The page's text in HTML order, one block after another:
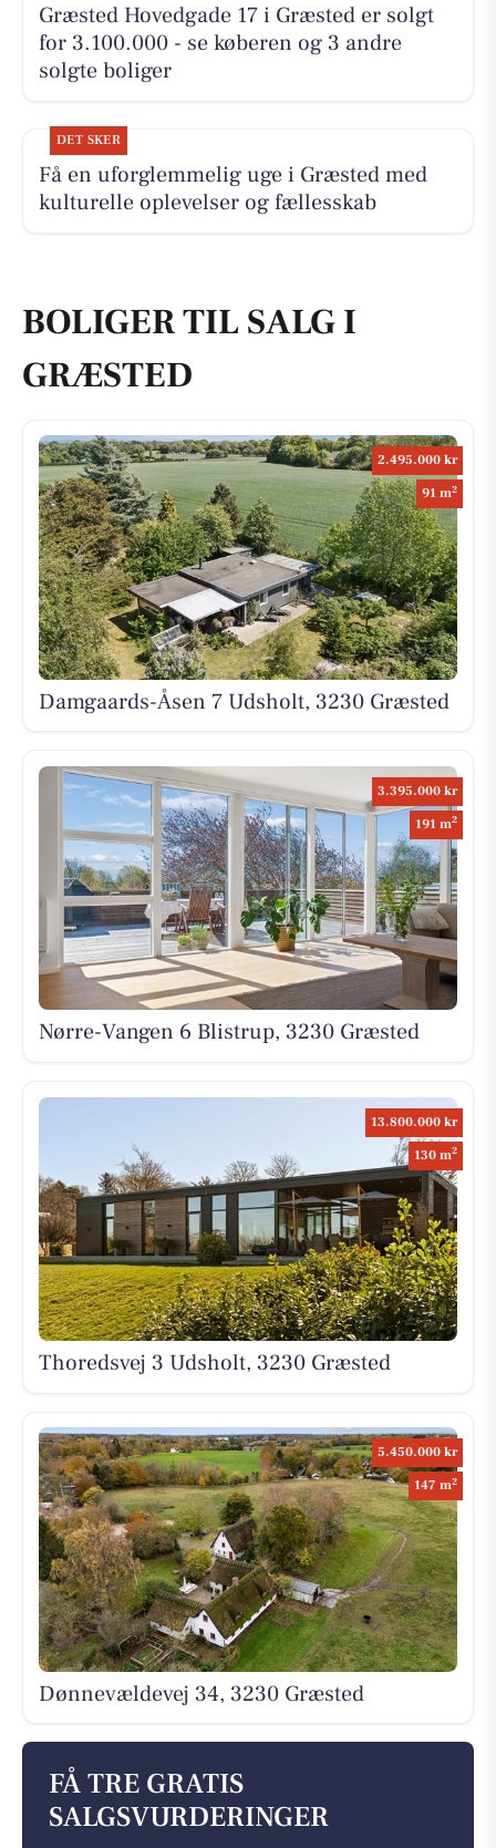
Græsted Hovedgade 17 i Græsted er solgt
for 3.100.000 - se køberen og 3 andre
solgte boliger
DET SKER
Få en uforglemmelig uge i Græsted med
kulturelle oplevelser og fællesskab
BOLIGER TIL SALG I
GRÆSTED
2.495.000 kr
91 m2
Damgaards-Åsen 7 Udsholt, 3230 Græsted
3.395.000 kr
191 m2
Nørre-Vangen 6 Blistrup, 3230 Græsted
13.800.000 kr
130 m2
Thoredsvej 3 Udsholt, 3230 Græsted
5.450.000 kr
147 m2
Dønnevældevej 34, 3230 Græsted
FÅ TRE GRATIS
SALGSVURDERINGER